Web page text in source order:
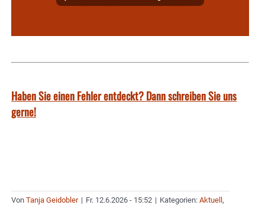
Haben Sie einen Fehler entdeckt? Dann schreiben Sie uns
gerne!
Von Tanja Geidobler | Fr. 12.6.2026 - 15:52 | Kategorien: Aktuell,